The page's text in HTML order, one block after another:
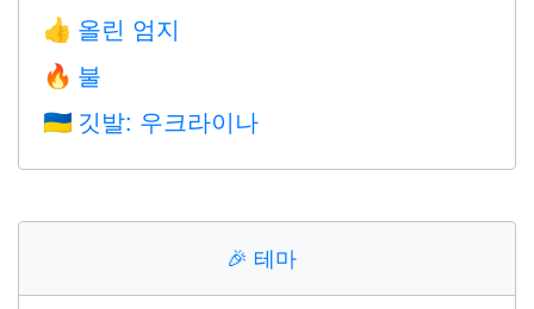
👍 올린 엄지
🔥 불
🇺🇦 깃발: 우크라이나
🎉 테마